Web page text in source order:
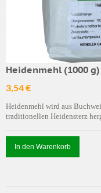
Heidenmehl (1000 g)
3,54 €
Heidenmehl wird aus
traditionellen Heidensterz
In den Warenkorb